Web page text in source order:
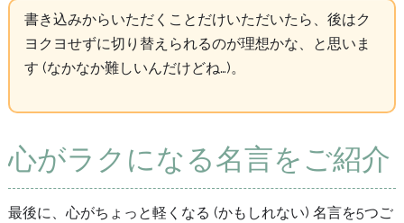
書き込みからいただくことだけいただいたら、後はク
ヨクヨせずに切り替えられるのが理想かな、と思いま
す (なかなか難しいんだけどね…)。
心がラクになる名言をご紹介
最後に、心がちょっと軽くなる (かもしれない) 名言を5つご